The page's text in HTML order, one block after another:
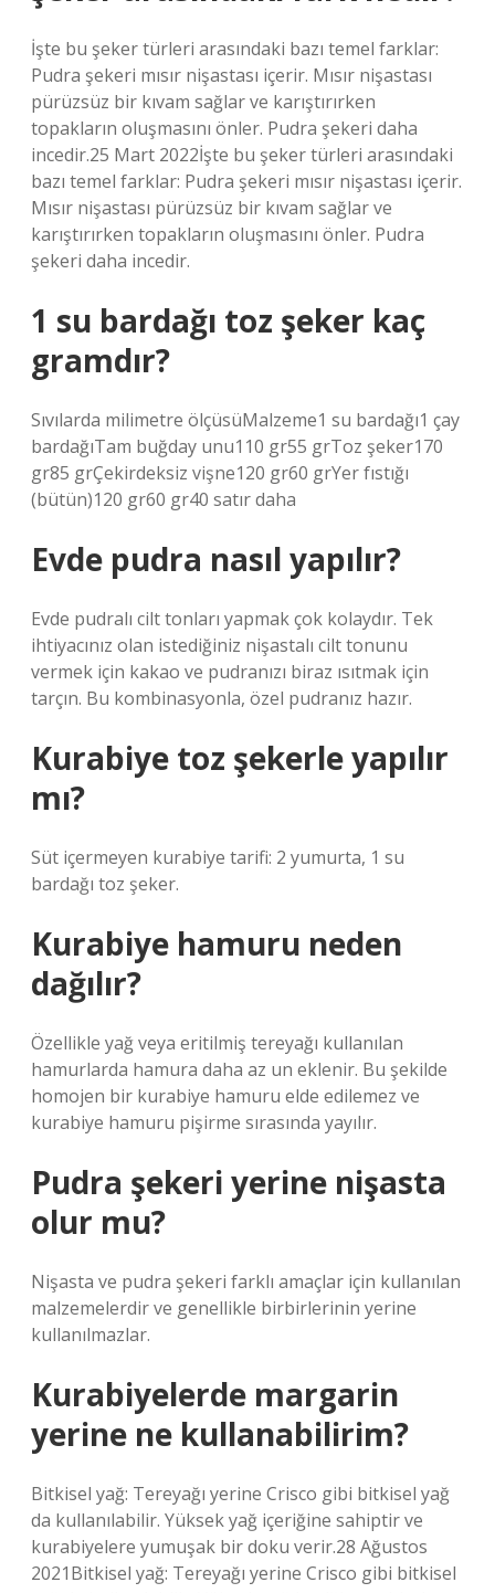
İşte bu şeker türleri arasındaki bazı temel farklar:
Pudra şekeri mısır nişastası içerir. Mısır nişastası
pürüzsüz bir kıvam sağlar ve karıştırırken
topakların oluşmasını önler. Pudra şekeri daha
incedir.25 Mart 2022İşte bu şeker türleri arasındaki
bazı temel farklar: Pudra şekeri mısır nişastası içerir.
Mısır nişastası pürüzsüz bir kıvam sağlar ve
karıştırırken topakların oluşmasını önler. Pudra
şekeri daha incedir.
1 su bardağı toz şeker kaç
gramdır?
Sıvılarda milimetre ölçüsüMalzeme1 su bardağı1 çay
bardağıTam buğday unu110 gr55 grToz şeker170
gr85 grÇekirdeksiz vişne120 gr60 grYer fıstığı
(bütün)120 gr60 gr40 satır daha
Evde pudra nasıl yapılır?
Evde pudralı cilt tonları yapmak çok kolaydır. Tek
ihtiyacınız olan istediğiniz nişastalı cilt tonunu
vermek için kakao ve pudranızı biraz ısıtmak için
tarçın. Bu kombinasyonla, özel pudranız hazır.
Kurabiye toz şekerle yapılır
mı?
Süt içermeyen kurabiye tarifi: 2 yumurta, 1 su
bardağı toz şeker.
Kurabiye hamuru neden
dağılır?
Özellikle yağ veya eritilmiş tereyağı kullanılan
hamurlarda hamura daha az un eklenir. Bu şekilde
homojen bir kurabiye hamuru elde edilemez ve
kurabiye hamuru pişirme sırasında yayılır.
Pudra şekeri yerine nişasta
olur mu?
Nişasta ve pudra şekeri farklı amaçlar için kullanılan
malzemelerdir ve genellikle birbirlerinin yerine
kullanılmazlar.
Kurabiyelerde margarin
yerine ne kullanabilirim?
Bitkisel yağ: Tereyağı yerine Crisco gibi bitkisel yağ
da kullanılabilir. Yüksek yağ içeriğine sahiptir ve
kurabiyelere yumuşak bir doku verir.28 Ağustos
2021Bitkisel yağ: Tereyağı yerine Crisco gibi bitkisel